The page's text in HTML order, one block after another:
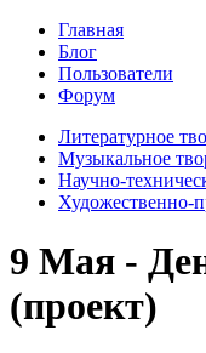
Главная
Блог
Пользователи
Форум
Литературное
Музыкальное
Научно-
Художественно-
9 Мая -
(проект)